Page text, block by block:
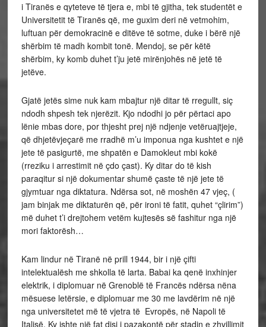
i Tiranës e qyteteve të tjera e, mbi të gjitha, tek studentët e
Universitetit të Tiranës që, me guxim deri në vetmohim,
luftuan për demokracinë e ditëve të sotme, duke i bërë një
shërbim të madh kombit tonë. Mendoj, se për këtë
shërbim, ky komb duhet t’ju jetë mirënjohës në jetë të
jetëve.
Gjatë jetës sime nuk kam mbajtur një ditar të rregullt, siç
ndodh shpesh tek njerëzit. Kjo ndodhi jo për përtaci apo
lënie mbas dore, por thjesht prej një ndjenje vetëruajtjeje,
që dhjetëvjeçarë me rradhë m’u imponua nga kushtet e një
jete të pasigurtë, me shpatën e Damokleut mbi kokë
(rreziku i arrestimit në çdo çast). Ky ditar do të kish
paraqitur si një dokumentar shumë çaste të një jete të
gjymtuar nga diktatura. Ndërsa sot, në moshën 47 vjeç, (
jam binjak me diktaturën që, për ironi të fatit, quhet “çlirim”)
më duhet t’i drejtohem vetëm kujtesës së fashitur nga një
mori faktorësh…
Kam lindur në Tiranë në prill 1944, bir i një çifti
intelektualësh me shkolla të larta. Babai ka qenë inxhinjer
elektrik, i diplomuar në Grenoblë të Francës ndërsa nëna
mësuese letërsie, e diplomuar me 30 me lavdërim në një
nga universitetet më të vjetra të Evropës, në Napoli të
Italisë. Ky ishte një fat disi i pazakontë për stadin e zhvillimit